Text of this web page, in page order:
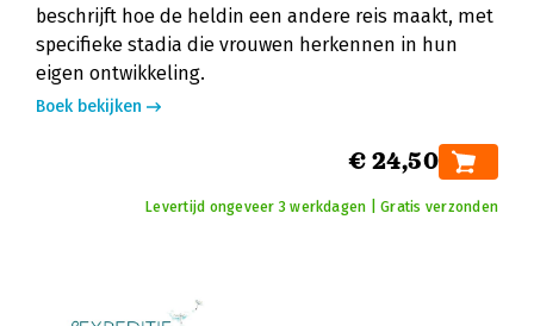
beschrijft hoe de heldin een andere reis maakt, met
specifieke stadia die vrouwen herkennen in hun
eigen ontwikkeling.
Boek bekijken
€ 24,50
Levertijd ongeveer 3 werkdagen | Gratis verzonden